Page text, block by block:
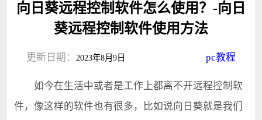
向日葵远程控制软件怎么使用？-向日
葵远程控制软件使用方法
更新日期： 2023年8月9日 pc教程
如今在生活中或者是工作上都离不开远程控制软
件，像这样的软件也有很多，比如说向日葵就是我们